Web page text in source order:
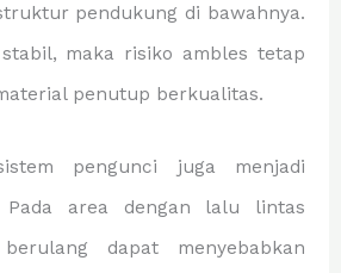
pendukung di bawahnya.
maka risiko ambles tetap
penutup berkualitas.
pengunci juga menjadi
Pada area dengan lalu lintas
dapat menyebabkan